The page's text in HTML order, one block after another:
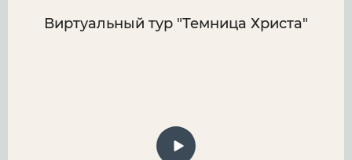
Виртуальный тур "Темница Христа"